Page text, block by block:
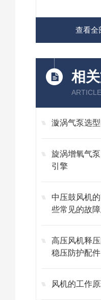
查看全
相
漩涡气泵选
旋涡增氧气
引擎
中压鼓风机
些常见的故
高压风机释
稳压防护配件
风机的工作